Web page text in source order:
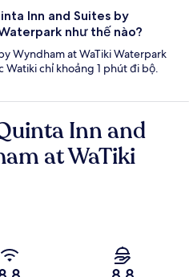
Inn and Suites by
như thế nào?
Wyndham at WaTiki Waterpark
Watiki chỉ khoảng 1 phút đi bộ.
Inn and
at WaTiki